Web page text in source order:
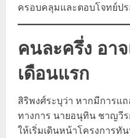
ครอบคลุมและตอบโจทย์ป
คนละครึ่ง อา
เดือนแรก
สิริพงศ์ระบุว่า หากมีการแ
ทางการ นายอนุทิน ชาญวี
ให้เริ่มเดินหน้าโครงการทั